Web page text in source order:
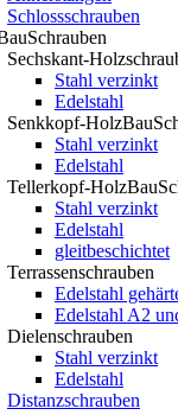
Schlossschrauben
Sechskant-
Stahl verzinkt
Edelstahl
Senkkopf-
Stahl verzinkt
Edelstahl
Tellerkopf-
Stahl verzinkt
Edelstahl
gleitbeschichtet
Terrassenschrauben
Edelstahl
Edelstahl A2
Dielenschrauben
Stahl verzinkt
Edelstahl
Distanzschrauben